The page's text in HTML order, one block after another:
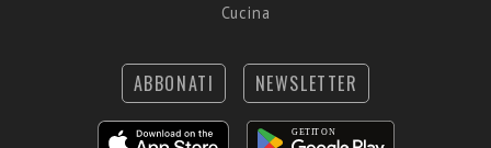
Cucina
ABBONATI NEWSLETTER